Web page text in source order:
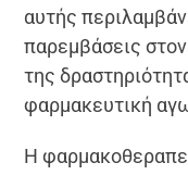
αυτής
παρεμβάσεις
της
φαρμακευτική
Η